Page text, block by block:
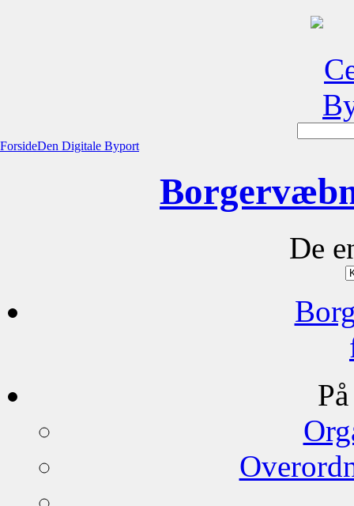
ForsideDen Digitale Byport
De